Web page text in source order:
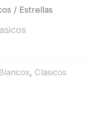
/ Estrellas
, Clasicos